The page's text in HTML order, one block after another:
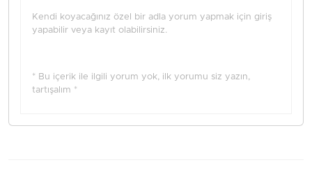
Kendi koyacağınız özel bir adla yorum yapmak için giriş
yapabilir veya kayıt olabilirsiniz.
* Bu içerik ile ilgili yorum yok, ilk yorumu siz yazın,
tartışalım *